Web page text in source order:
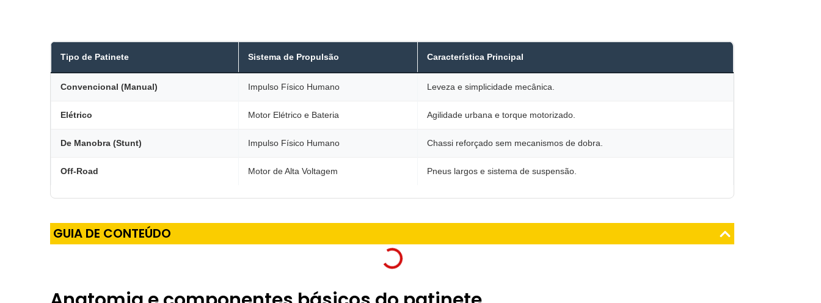
Tipo de Patinete Sistema de Propulsão Característica Principal
Convencional (Manual) Impulso Físico Humano Leveza e simplicidade mecânica.
Elétrico Motor Elétrico e Bateria Agilidade urbana e torque motorizado.
De Manobra (Stunt) Impulso Físico Humano Chassi reforçado sem mecanismos de dobra.
Off-Road Motor de Alta Voltagem Pneus largos e sistema de suspensão.
GUIA DE CONTEÚDO